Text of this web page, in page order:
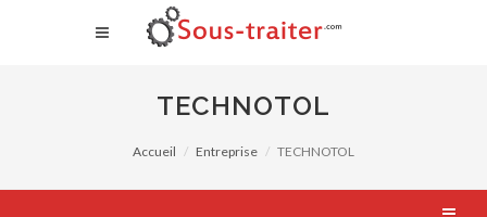
TECHNOTOL
Accueil Entreprise TECHNOTOL